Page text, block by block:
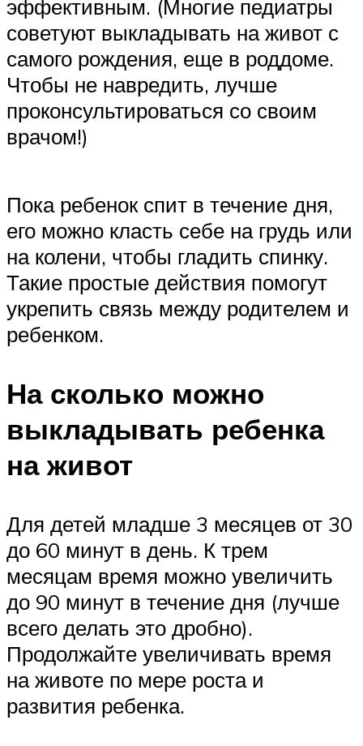
эффективным. (Многие педиатры
советуют выкладывать на живот с
самого рождения, еще в роддоме.
Чтобы не навредить, лучше
проконсультироваться со своим
врачом!)
Пока ребенок спит в течение дня,
его можно класть себе на грудь или
на колени, чтобы гладить спинку.
Такие простые действия помогут
укрепить связь между родителем и
ребенком.
На сколько можно
выкладывать ребенка
на живот
Для детей младше 3 месяцев от 30
до 60 минут в день. К трем
месяцам время можно увеличить
до 90 минут в течение дня (лучше
всего делать это дробно).
Продолжайте увеличивать время
на животе по мере роста и
развития ребенка.